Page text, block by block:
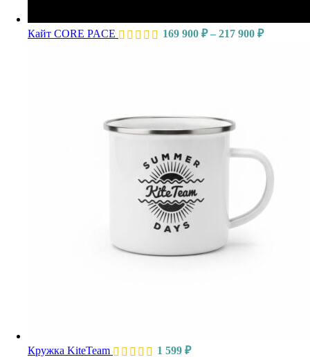
Кайт CORE PACE 169 900 ₽ – 217 900 ₽
Кружка KiteTeam 1 599 ₽